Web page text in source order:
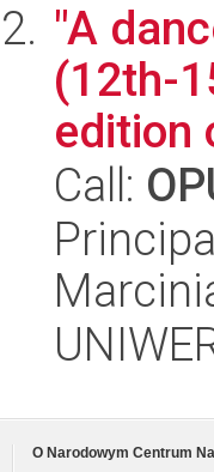
"A
(12th-
edition
Call:
O Narodowym Centrum